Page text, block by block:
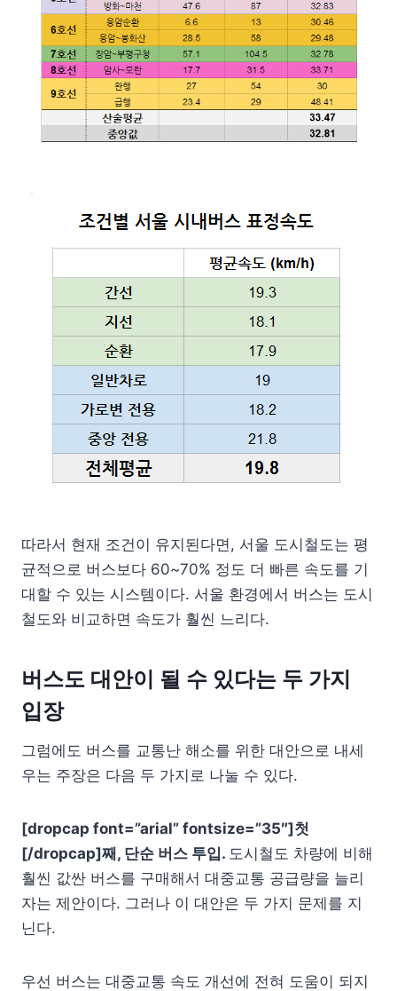
따라서 현재 조건이 유지된다면, 서울 도시철도는 평
균적으로 버스보다 60~70% 정도 더 빠른 속도를 기
대할 수 있는 시스템이다. 서울 환경에서 버스는 도시
철도와 비교하면 속도가 훨씬 느리다.
버스도 대안이 될 수 있다는 두 가지
입장
그럼에도 버스를 교통난 해소를 위한 대안으로 내세
우는 주장은 다음 두 가지로 나눌 수 있다.
[dropcap font=”arial” fontsize=”35″]첫
[/dropcap]째, 단순 버스 투입. 도시철도 차량에 비해
훨씬 값싼 버스를 구매해서 대중교통 공급량을 늘리
자는 제안이다. 그러나 이 대안은 두 가지 문제를 지
닌다.
우선 버스는 대중교통 속도 개선에 전혀 도움이 되지